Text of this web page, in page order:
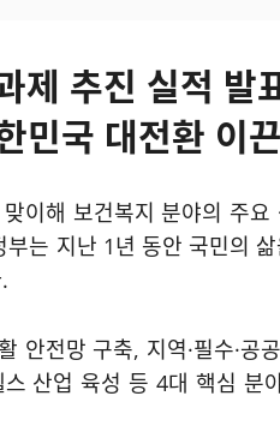
제 추진 실적 발
민국 대전환 이
이해 보건복지 분야의 주
는 지난 1년 동안 국민의
안전망 구축, 지역·필수·
산업 육성 등 4대 핵심 분